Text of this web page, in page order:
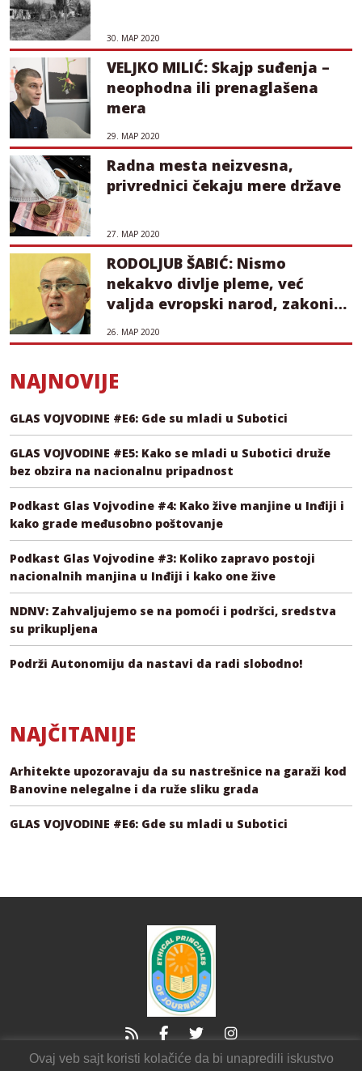
30. МАР 2020
VELJKO MILIĆ: Skajp suđenja –
neophodna ili prenaglašena
mera
29. МАР 2020
Radna mesta neizvesna,
privrednici čekaju mere države
27. МАР 2020
RODOLJUB ŠABIĆ: Nismo
nekakvo divlje pleme, već
valjda evropski narod, zakoni
moraju da se poštuju
26. МАР 2020
NAJNOVIJE
GLAS VOJVODINE #E6: Gde su mladi u Subotici
GLAS VOJVODINE #E5: Kako se mladi u Subotici druže
bez obzira na nacionalnu pripadnost
Podkast Glas Vojvodine #4: Kako žive manjine u Inđiji i
kako grade međusobno poštovanje
Podkast Glas Vojvodine #3: Koliko zapravo postoji
nacionalnih manjina u Inđiji i kako one žive
NDNV: Zahvaljujemo se na pomoći i podršci, sredstva
su prikupljena
Podrži Autonomiju da nastavi da radi slobodno!
NAJČITANIJE
Arhitekte upozoravaju da su nastrešnice na garaži kod
Banovine nelegalne i da ruže sliku grada
GLAS VOJVODINE #E6: Gde su mladi u Subotici
Ovaj veb sajt koristi kolačiće da bi unapredili iskustvo